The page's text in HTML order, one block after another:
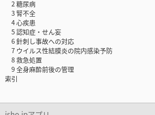
2 糖尿病
3 腎不全
4 心疾患
5 認知症・せん妄
6 針刺し事故への対応
7 ウイルス性結膜炎の院内感染予防
8 救急処置
9 全身麻酔前後の管理
索引